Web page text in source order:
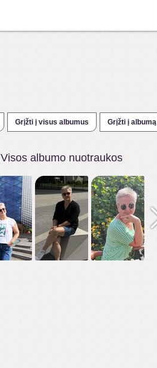
Grįžti į visus albumus Grįžti į albumą
Visos albumo nuotraukos